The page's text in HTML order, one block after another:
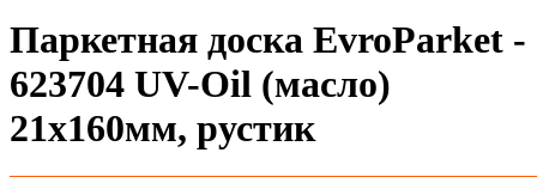
Паркетная доска EvroParket -
623704 UV-Oil (масло)
21x160мм, рустик